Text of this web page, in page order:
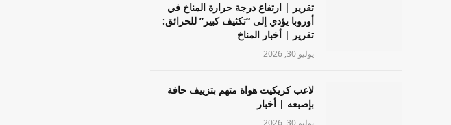
تقرير | ارتفاع درجة حرارة المناخ في
أوروبا يؤدي إلى “تكثيف كبير” للحرائق:
تقرير | أخبار المناخ
يوليو 30, 2026
لاعب كريكيت هواة متهم بتزييف حافة
بإصبعه | أخبار